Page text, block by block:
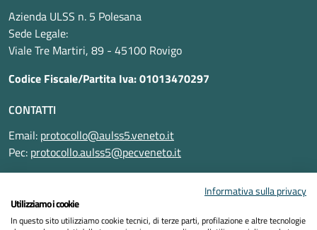
Azienda ULSS n. 5 Polesana
Sede Legale:
Viale Tre Martiri, 89 - 45100 Rovigo
Codice Fiscale/Partita Iva: 01013470297
CONTATTI
Email: protocollo@aulss5.veneto.it
Pec: protocollo.aulss5@pecveneto.it
Informativa sulla privacy
Utilizziamo i cookie
In questo sito utilizziamo cookie tecnici, di terze parti, profilazione e altre tecnologie